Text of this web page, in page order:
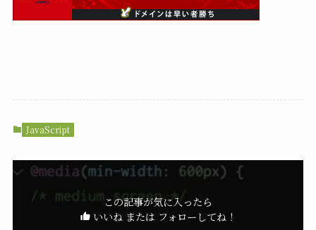
JavaScript
この記事が気に入ったら
いいね または フォローしてね！